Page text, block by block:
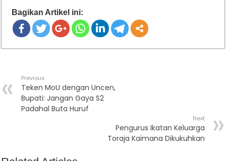
Bagikan Artikel ini:
Previous
Teken MoU dengan Uncen,
Bupati: Jangan Gaya S2
Padahal Buta Huruf
Next
Pengurus Ikatan Keluarga
Toraja Kaimana Dikukuhkan